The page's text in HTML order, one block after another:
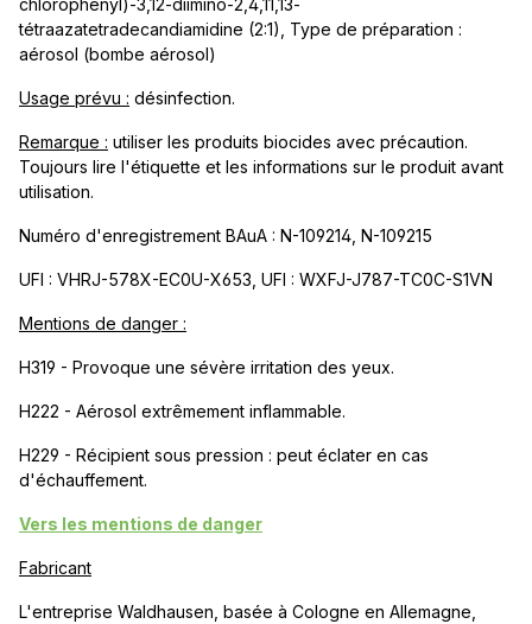
tétraazatetradecandiamidine (2:1), Type de préparation :
aérosol (bombe aérosol)
Usage prévu : désinfection.
Remarque : utiliser les produits biocides avec précaution.
Toujours lire l'étiquette et les informations sur le produit avant
utilisation.
Numéro d'enregistrement BAuA : N-109214, N-109215
UFI : VHRJ-578X-EC0U-X653, UFI : WXFJ-J787-TC0C-S1VN
Mentions de danger :
H319 - Provoque une sévère irritation des yeux.
H222 - Aérosol extrêmement inflammable.
H229 - Récipient sous pression : peut éclater en cas
d'échauffement.
Vers les mentions de danger
Fabricant
L'entreprise Waldhausen, basée à Cologne en Allemagne,